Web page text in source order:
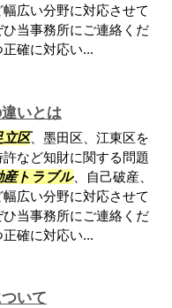
広い分野に対応させて
当事務所にご連絡くだ
確に対応い...
いとは
立区、墨田区、江東区を
など知財に関する問題
産トラブル、自己破産、
広い分野に対応させて
当事務所にご連絡くだ
確に対応い...
いて